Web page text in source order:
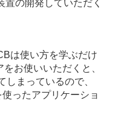
の開発していただく
は使い方を学ぶだけ
お使いいただくと、
まっているので、
ったアプリケーショ